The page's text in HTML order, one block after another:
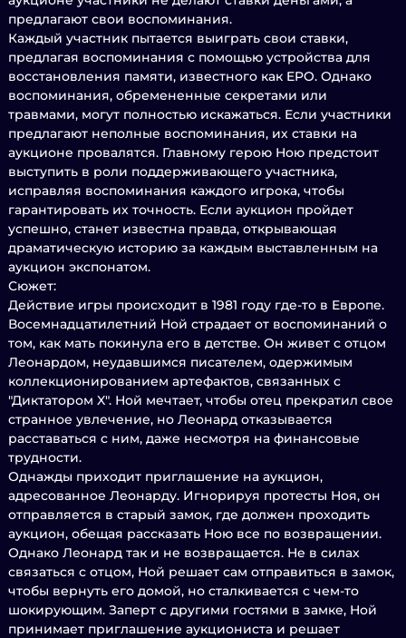
предлагают свои воспоминания.
Каждый участник пытается выиграть свои ставки,
предлагая воспоминания с помощью устройства для
восстановления памяти, известного как EPO. Однако
воспоминания, обремененные секретами или
травмами, могут полностью искажаться. Если участники
предлагают неполные воспоминания, их ставки на
аукционе провалятся. Главному герою Ною предстоит
выступить в роли поддерживающего участника,
исправляя воспоминания каждого игрока, чтобы
гарантировать их точность. Если аукцион пройдет
успешно, станет известна правда, открывающая
драматическую историю за каждым выставленным на
аукцион экспонатом.
Сюжет:
Действие игры происходит в 1981 году где-то в Европе.
Восемнадцатилетний Ной страдает от воспоминаний о
том, как мать покинула его в детстве. Он живет с отцом
Леонардом, неудавшимся писателем, одержимым
коллекционированием артефактов, связанных с
"Диктатором X". Ной мечтает, чтобы отец прекратил свое
странное увлечение, но Леонард отказывается
расставаться с ним, даже несмотря на финансовые
трудности.
Однажды приходит приглашение на аукцион,
адресованное Леонарду. Игнорируя протесты Ноя, он
отправляется в старый замок, где должен проходить
аукцион, обещая рассказать Ною все по возвращении.
Однако Леонард так и не возвращается. Не в силах
связаться с отцом, Ной решает сам отправиться в замок,
чтобы вернуть его домой, но сталкивается с чем-то
шокирующим. Заперт с другими гостями в замке, Ной
принимает приглашение аукциониста и решает